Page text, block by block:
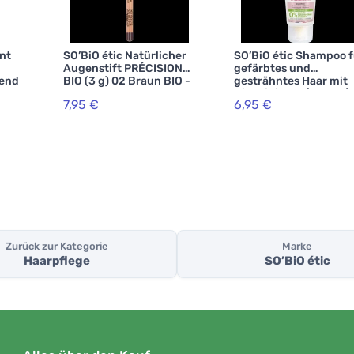
SO’BiO étic Natürlicher
Augenstift PRÉCISION
BIO (3 g) 02 Braun BIO -
7,95 €
SO’BiO étic Shampoo
gefärbtes und
gesträhntes Haar mit
Bio-Hibiskus (250 ml) -
bewahrt die
6,95 €
Zurück zur Kategorie
Haarpflege
Marke
SO’BiO étic